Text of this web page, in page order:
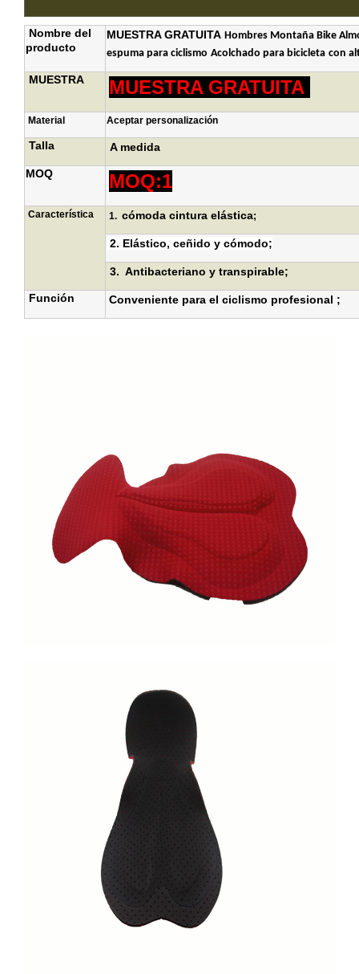
Nombre del
producto
MUESTRA GRATUITA Hombres Montaña Bike
espuma para ciclismo Acolchado para bicicleta con
MUESTRA MUESTRA GRATUITA
Material Aceptar personalización
Talla A medida
MOQ MOQ:1
Característica 1. cómoda cintura elástica;
2. Elástico, ceñido y cómodo;
3. Antibacteriano y transpirable;
Función Conveniente para el ciclismo profesional ;